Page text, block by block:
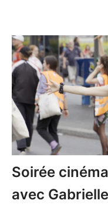
Soirée
avec